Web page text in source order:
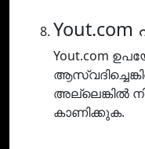
Yout.com
Yout.com
അല്ലെങ്കിൽ
കാണിക്കുക.